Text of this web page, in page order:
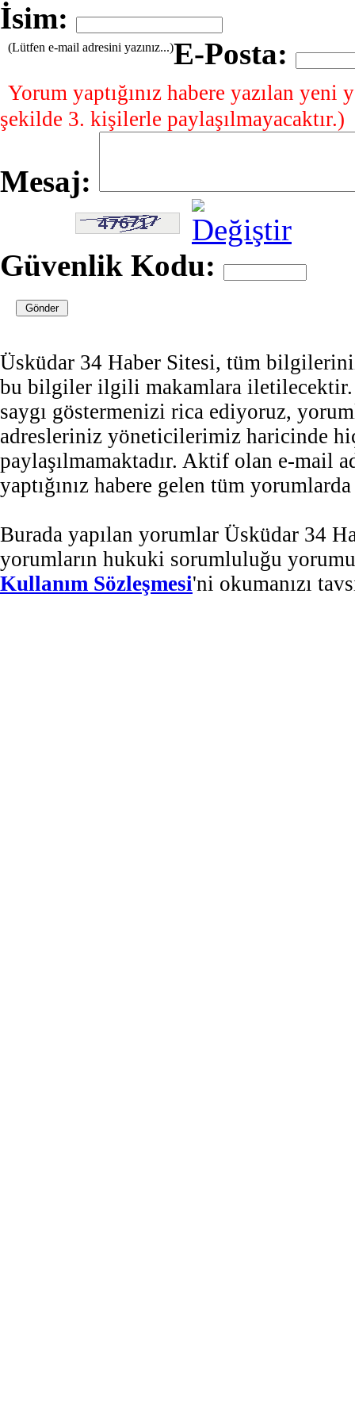
İsim:
E-Posta:
(Lütfen e-mail adresini yazınız...)
Yorum yaptığınız habere yazılan
şekilde 3. kişilerle paylaşılmayacaktır.)
Mesaj:
Güvenlik Kodu:
Üsküdar 34 Haber Sitesi, tüm
bu bilgiler ilgili makamlara iletilecektir.
saygı göstermenizi rica ediyoruz,
adresleriniz yöneticilerimiz haricinde
paylaşılmamaktadır. Aktif olan e-mail
yaptığınız habere gelen tüm
Burada yapılan yorumlar Üsküdar 34
yorumların hukuki sorumluluğu
Kullanım Sözleşmesi'ni okumanızı